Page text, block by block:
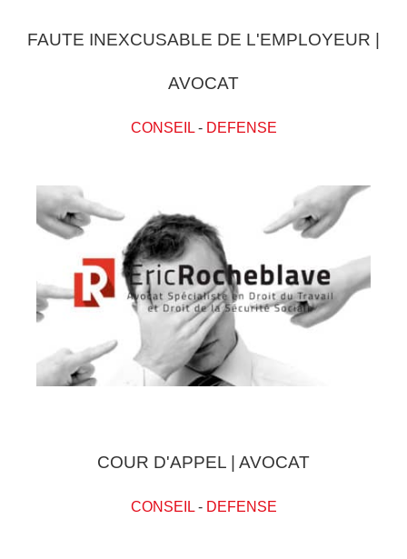
FAUTE INEXCUSABLE DE L'EMPLOYEUR |
AVOCAT
CONSEIL- DEFENSE
COUR D'APPEL | AVOCAT
CONSEIL- DEFENSE